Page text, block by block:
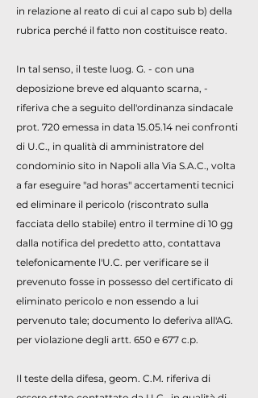
in relazione al reato di cui al capo sub b) della
rubrica perché il fatto non costituisce reato.
In tal senso, il teste luog. G. - con una
deposizione breve ed alquanto scarna, -
riferiva che a seguito dell'ordinanza sindacale
prot. 720 emessa in data 15.05.14 nei confronti
di U.C., in qualità di amministratore del
condominio sito in Napoli alla Via S.A.C., volta
a far eseguire "ad horas" accertamenti tecnici
ed eliminare il pericolo (riscontrato sulla
facciata dello stabile) entro il termine di 10 gg
dalla notifica del predetto atto, contattava
telefonicamente l'U.C. per verificare se il
prevenuto fosse in possesso del certificato di
eliminato pericolo e non essendo a lui
pervenuto tale; documento lo deferiva all'AG.
per violazione degli artt. 650 e 677 c.p.
Il teste della difesa, geom. C.M. riferiva di